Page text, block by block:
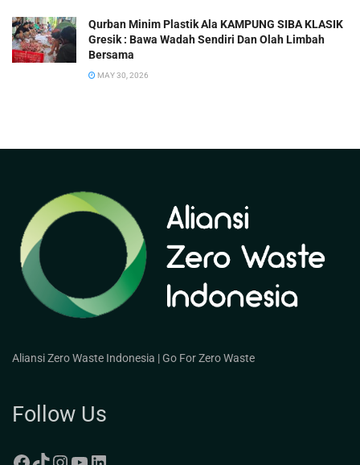
Qurban Minim Plastik Ala KAMPUNG SIBA KLASIK
Gresik : Bawa Wadah Sendiri Dan Olah Limbah
Bersama
MAY 30, 2026
Aliansi Zero Waste Indonesia | Go For Zero Waste
Follow Us